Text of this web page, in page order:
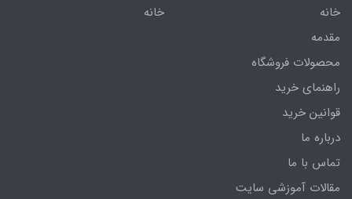
خانه
مقدمه
محصولات فروشگاه
راهنمای خرید
قوانین خرید
درباره ما
تماس با ما
مقالات آموزشی سایت
خانه